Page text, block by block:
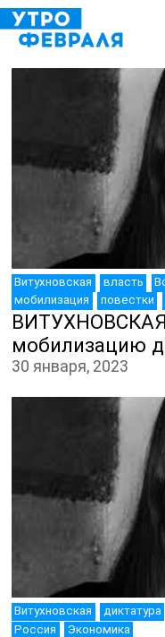
НОВОСТИ
ДЕПУТАТЫ К
Витухновская власть
мобилизация
повестки
мобилизацию
30 января, 2023
Витухновская диктатура
Россия
Экономика